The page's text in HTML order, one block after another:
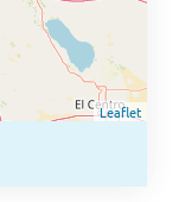
Leaflet